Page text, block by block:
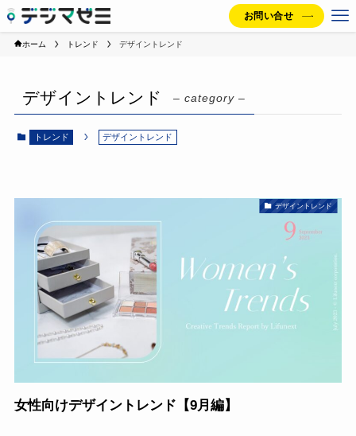
お問い合せ
ホーム トレンド デザイントレンド
デザイントレンド – category –
トレンド デザイントレンド
デザイントレンド
女性向けデザイントレンド【9月編】